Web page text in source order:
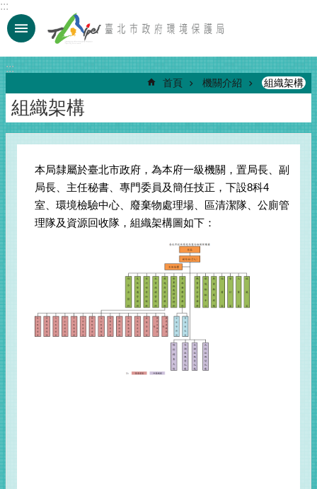
跳到主要內容區塊
:::
:::
首頁 機關介紹 組織架構
組織架構
本局隸屬於臺北市政府，為本府一級機關，置局長、副
局長、主任秘書、專門委員及簡任技正，下設8科4
室、環境檢驗中心、廢棄物處理場、區清潔隊、公廁管
理隊及資源回收隊，組織架構圖如下：